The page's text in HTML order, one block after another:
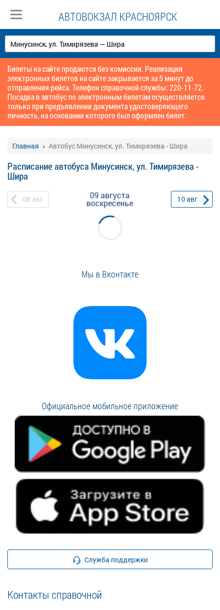
АВТОВОКЗАЛ КРАСНОЯРСК
Билеты на сайте продаются без комиссии. Реализация
электронных билетов на сайте закрывается за 5 минут до
отправления рейса. Телефон справочной службы: 220-11-72.
Посадка в автобус по электронным билетам осуществляется
только при предъявлении документа удостоверяющего
личность, на основании которого был оформлен билет.
Главная Автобус Минусинск, ул. Тимирязева - Шира
Расписание автобуса Минусинск, ул. Тимирязева -
Шира
08 авг 09 августа
воскресенье 10авг
Мы в Вконтакте
Официальное мобильное приложение
Служба поддержки
Контакты справочной